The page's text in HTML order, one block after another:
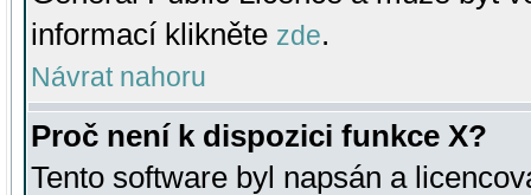
informací klikněte zde.
Návrat nahoru
Proč není k dispozici funkce X?
Tento software byl napsán a